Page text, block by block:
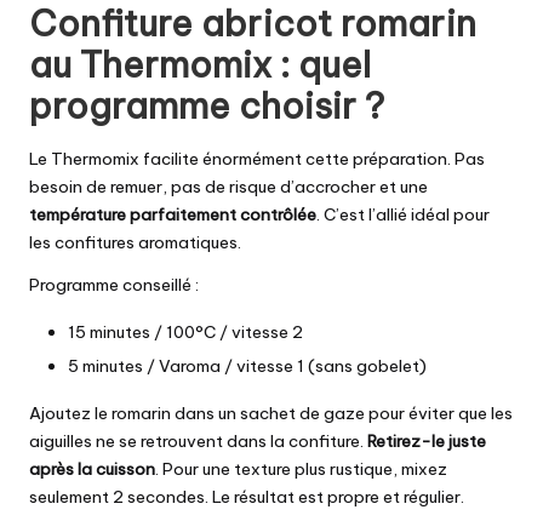
Confiture abricot romarin
au Thermomix : quel
programme choisir ?
Le Thermomix facilite énormément cette préparation. Pas
besoin de remuer, pas de risque d’accrocher et une
température parfaitement contrôlée. C’est l’allié idéal pour
les confitures aromatiques.
Programme conseillé :
15 minutes / 100°C / vitesse 2
5 minutes / Varoma / vitesse 1 (sans gobelet)
Ajoutez le romarin dans un sachet de gaze pour éviter que les
aiguilles ne se retrouvent dans la confiture. Retirez-le juste
après la cuisson. Pour une texture plus rustique, mixez
seulement 2 secondes. Le résultat est propre et régulier.